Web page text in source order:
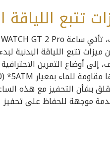
اللياقة
من ميزات تتبع اللياقة
بشأن التحفيز مع هذه